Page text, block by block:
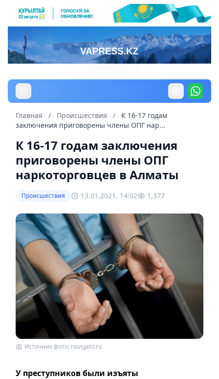
Главная / Происшествия /
К 16-17 годам
заключения приговорены члены ОПГ нар...
К 16-17 годам заключения
приговорены члены ОПГ
наркоторговцев в Алматы
Происшествия 13.01.2021, 14:02 1,377
Источник фото: navigato.ru
У преступников были изъяты